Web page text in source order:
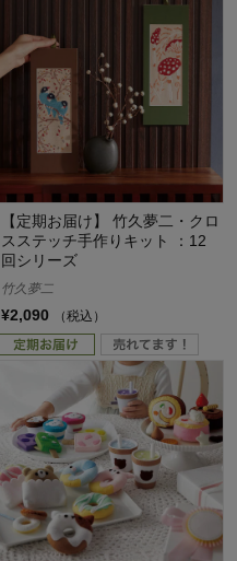
【定期お届け】 竹久夢二・クロ
スステッチ手作りキット ：12
回シリーズ
竹久夢二
¥2,090 （税込）